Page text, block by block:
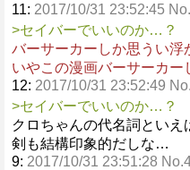
11: 2017/10/31 23:52:45
>セイバーでいいのか…？
バーサーカーしか思うい浮
いやこの漫画バーサーカ
12: 2017/10/31 23:52:49
>セイバーでいいのか…？
クロちゃんの代名詞といえ
剣も結構印象的だしな…
9: 2017/10/31 23:51:28